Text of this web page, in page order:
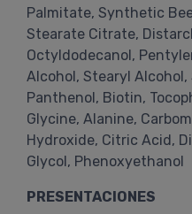
Palmitate, Synthetic
Stearate Citrate,
Octyldodecanol,
Alcohol, Stearyl
Panthenol, Biotin,
Glycine, Alanine,
Hydroxide, Citric Acid,
Glycol, Phenoxyethanol
PRESENTACIONES